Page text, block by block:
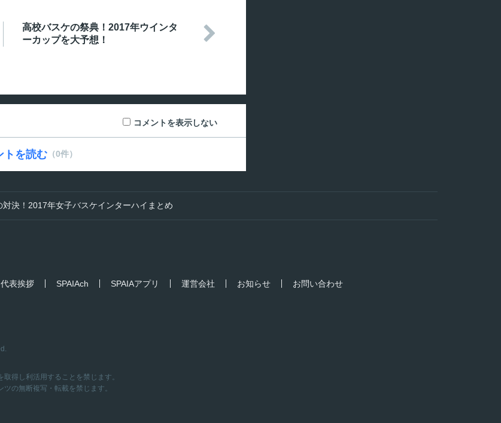
高校バスケの祭典！2017年ウインタ
ーカップを大予想！

コメントを表示しない
トを読む （0件）
対決！2017年女子バスケインターハイまとめ
代表挨拶 SPAIAch SPAIAアプリ 運営会社 お知らせ お問い合わせ
得し利活用することを禁じます。
の無断複写・転載を禁じます。